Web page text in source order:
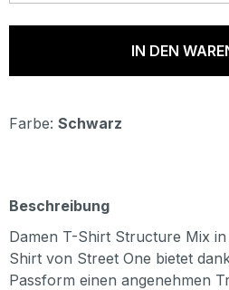
IN DEN
Farbe: Schwarz
Beschreibung
Damen T-Shirt Structure Mix
Shirt von Street One bietet
Passform einen angenehmen